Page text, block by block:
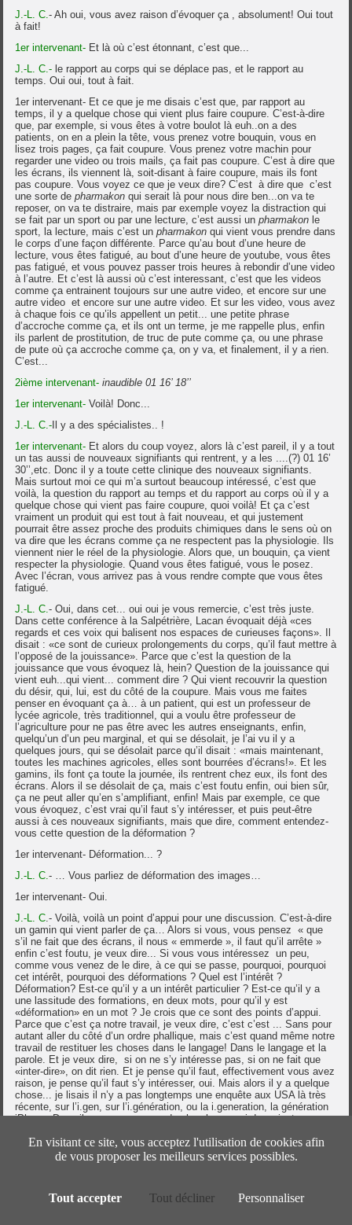
J.-L. C.- Ah oui, vous avez raison d’évoquer ça , absolument! Oui tout
à fait!
1er intervenant- Et là où c’est étonnant, c’est que...
J.-L. C.- le rapport au corps qui se déplace pas, et le rapport au
temps. Oui oui, tout à fait.
1er intervenant- Et ce que je me disais c’est que, par rapport au
temps, il y a quelque chose qui vient plus faire coupure. C’est-à-dire
que, par exemple, si vous êtes à votre boulot là euh..on a des
patients, on en a plein la tête, vous prenez votre bouquin, vous en
lisez trois pages, ça fait coupure. Vous prenez votre machin pour
regarder une video ou trois mails, ça fait pas coupure. C’est à dire que
les écrans, ils viennent là, soit-disant à faire coupure, mais ils font
pas coupure. Vous voyez ce que je veux dire? C’est à dire que c’est
une sorte depharmakon qui serait là pour nous dire ben...on va te
reposer, on va te distraire, mais par exemple voyez la distraction qui
se fait par un sport ou par une lecture, c’est aussi unpharmakon le
sport, la lecture, mais c’est unpharmakon qui vient vous prendre dans
le corps d’une façon différente. Parce qu’au bout d’une heure de
lecture, vous êtes fatigué, au bout d’une heure de youtube, vous êtes
pas fatigué, et vous pouvez passer trois heures à rebondir d’une video
à l’autre. Et c’est là aussi où c’est interessant, c’est que les videos
comme ça entrainent toujours sur une autre video, et encore sur une
autre video et encore sur une autre video. Et sur les video, vous avez
à chaque fois ce qu’ils appellent un petit... une petite phrase
d’accroche comme ça, et ils ont un terme, je me rappelle plus, enfin
ils parlent de prostitution, de truc de pute comme ça, ou une phrase
de pute où ça accroche comme ça, on y va, et finalement, il y a rien.
C’est...
2ième intervenant- inaudible 01 16’ 18’’
1er intervenant- Voilà! Donc...
J.-L. C.- Il y a des spécialistes.. !
1er intervenant- Et alors du coup voyez, alors là c’est pareil, il y a tout
un tas aussi de nouveaux signifiants qui rentrent, y a les ....(?) 01 16’
30’’,etc. Donc il y a toute cette clinique des nouveaux signifiants.
Mais surtout moi ce qui m’a surtout beaucoup intéressé, c’est que
voilà, la question du rapport au temps et du rapport au corps où il y a
quelque chose qui vient pas faire coupure, quoi voilà! Et ça c’est
vraiment un produit qui est tout à fait nouveau, et qui justement
pourrait être assez proche des produits chimiques dans le sens où on
va dire que les écrans comme ça ne respectent pas la physiologie. Ils
viennent nier le réel de la physiologie. Alors que, un bouquin, ça vient
respecter la physiologie. Quand vous êtes fatigué, vous le posez.
Avec l’écran, vous arrivez pas à vous rendre compte que vous êtes
fatigué.
J.-L. C.- Oui, dans cet... oui oui je vous remercie, c’est très juste.
Dans cette conférence à la Salpétrière, Lacan évoquait déjà «ces
regards et ces voix qui balisent nos espaces de curieuses façons». Il
disait : «ce sont de curieux prolongements du corps, qu’il faut mettre à
l’opposé de la jouissance». Parce que c’est la question de la
jouissance que vous évoquez là, hein? Question de la jouissance qui
vient euh...qui vient... comment dire ? Qui vient recouvrir la question
du désir, qui, lui, est du côté de la coupure. Mais vous me faites
penser en évoquant ça à… à un patient, qui est un professeur de
lycée agricole, très traditionnel, qui a voulu être professeur de
l’agriculture pour ne pas être avec les autres enseignants, enfin,
quelqu’un d’un peu marginal, et qui se désolait, je l’ai vu il y a
quelques jours, qui se désolait parce qu’il disait : «mais maintenant,
toutes les machines agricoles, elles sont bourrées d’écrans!». Et les
gamins, ils font ça toute la journée, ils rentrent chez eux, ils font des
écrans. Alors il se désolait de ça, mais c’est foutu enfin, oui bien sûr,
ça ne peut aller qu’en s’amplifiant, enfin! Mais par exemple, ce que
vous évoquez, c’est vrai qu’il faut s’y intéresser, et puis peut-être
aussi à ces nouveaux signifiants, mais que dire, comment entendez-
vous cette question de la déformation ?
1er intervenant- Déformation... ?
J.-L. C.- … Vous parliez de déformation des images…
1er intervenant- Oui.
J.-L. C .- Voilà, voilà un point d’appui pour une discussion. C’est-à-dire
un gamin qui vient parler de ça… Alors si vous, vous pensez « que
s’il ne fait que des écrans, il nous « emmerde », il faut qu’il arrête »
enfin c’est foutu, je veux dire... Si vous vous intéressez un peu,
comme vous venez de le dire, à ce qui se passe, pourquoi, pourquoi
cet intérêt, pourquoi des déformations ? Quel est l’intérêt ?
Déformation? Est-ce qu’il y a un intérêt particulier ? Est-ce qu’il y a
une lassitude des formations, en deux mots, pour qu’il y est
«déformation» en un mot ? Je crois que ce sont des points d’appui.
Parce que c’est ça notre travail, je veux dire, c’est c’est ... Sans pour
autant aller du côté d’un ordre phallique, mais c’est quand même notre
travail de restituer les choses dans le langage! Dans le langage et la
parole. Et je veux dire, si on ne s’y intéresse pas, si on ne fait que
«inter-dire», on dit rien. Et je pense qu’il faut, effectivement vous avez
raison, je pense qu’il faut s’y intéresser, oui. Mais alors il y a quelque
chose... je lisais il n’y a pas longtemps une enquête aux USA là très
récente, sur l’i.gen, sur l’i.génération, ou la i.generation, la génération
iPhone. Donc il y a eu un groupe de chercheurs qui donnaient
renforçait, ces excès, ces abus d’usage, je ne sais pas on parle des
usagers, va-t- on va parler des ab-usagers... mais en tout cas ces
abus comme ça d’usage, donc renforçaient le désir de contrôle des
structure un petit peu comme ça éducative rigide, on conçoit qu’elles
En visitant ce site, vous acceptez l'utilisation de cookies afin
de vous proposer les meilleurs services possibles.
Tout accepter Tout décliner Personnaliser